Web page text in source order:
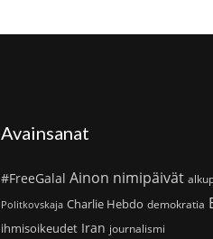
Avainsanat
#FreeGalal Ainon nimipäivät
Politkovskaja Charlie Hebdo demokratia
ihmisoikeudet Iran journalismi